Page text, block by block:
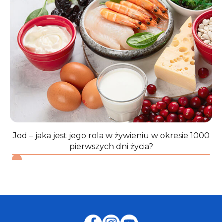
Polski„, Narodowy Instytut Zdrowia Publicznego-
Państwowy Zakład Higieny, 2024↩︎
Szajewska H., Zasady żywienia zdrowych niemowląt.
Zalecenia Polskiego Towarzystwa
Gastroenterologii, Hepatologii i Żywienia Dzieci.
Standardy medyczne/Pediatria 2021↩︎
Jod – jaka jest jego rola w żywieniu w okresie 1000
pierwszych dni życia?